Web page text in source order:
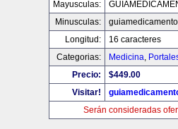
Mayusculas:
Minusculas:
Longitud:
16 caracteres
Categorias:
Medicina,
Precio:
$449.00
Visitar!
Serán consideradas